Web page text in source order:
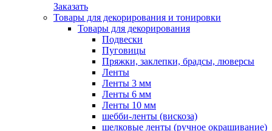
Заказать
Товары для декорирования и тонировки
Товары для декорирования
Подвески
Пуговицы
Пряжки, заклепки, брадсы, люверсы
Ленты
Ленты 3 мм
Ленты 6 мм
Ленты 10 мм
шебби-ленты (вискоза)
шелковые ленты (ручное окрашивание)